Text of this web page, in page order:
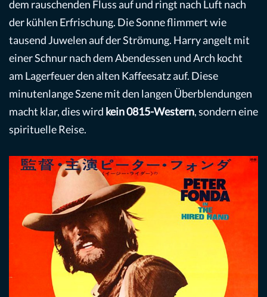
dem rauschenden Fluss auf und ringt nach Luft nach
der kühlen Erfrischung. Die Sonne flimmert wie
tausend Juwelen auf der Strömung. Harry angelt mit
einer Schnur nach dem Abendessen und Arch kocht
am Lagerfeuer den alten Kaffeesatz auf. Diese
minutenlange Szene mit den langen Überblendungen
macht klar, dies wird kein 0815-Western, sondern eine
spirituelle Reise.